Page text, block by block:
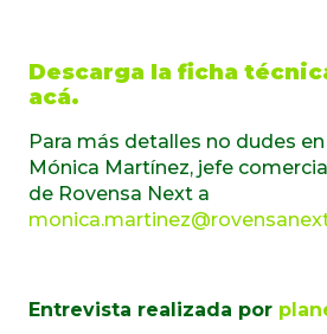
Descarga la ficha
acá.
Para más detalles no dudes
Mónica Martínez, jefe
de Rovensa Next a
Entrevista realizada por